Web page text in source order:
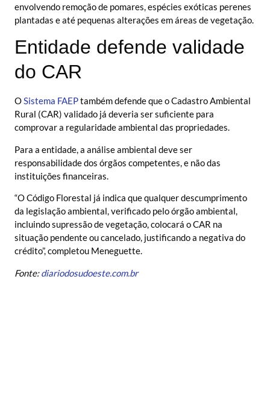
envolvendo remoção de pomares, espécies exóticas perenes
plantadas e até pequenas alterações em áreas de vegetação.
Entidade defende validade
do CAR
OSistema FAEPtambém defende que o Cadastro Ambiental
Rural (CAR) validado já deveria ser suficiente para
comprovar a regularidade ambiental das propriedades.
Para a entidade, a análise ambiental deve ser
responsabilidade dos órgãos competentes, e não das
instituições financeiras.
“O Código Florestal já indica que qualquer descumprimento
da legislação ambiental, verificado pelo órgão ambiental,
incluindo supressão de vegetação, colocará o CAR na
situação pendente ou cancelado, justificando a negativa do
crédito”, completou Meneguette.
Fonte:diariodosudoeste.com.br